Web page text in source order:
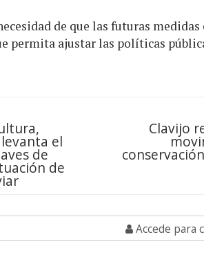
de que las futuras
permita ajustar las políticas
el
de
de
Clavijo
Accede para